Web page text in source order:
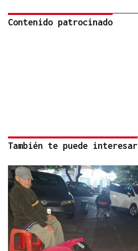
Contenido patrocinado
También te puede interesar